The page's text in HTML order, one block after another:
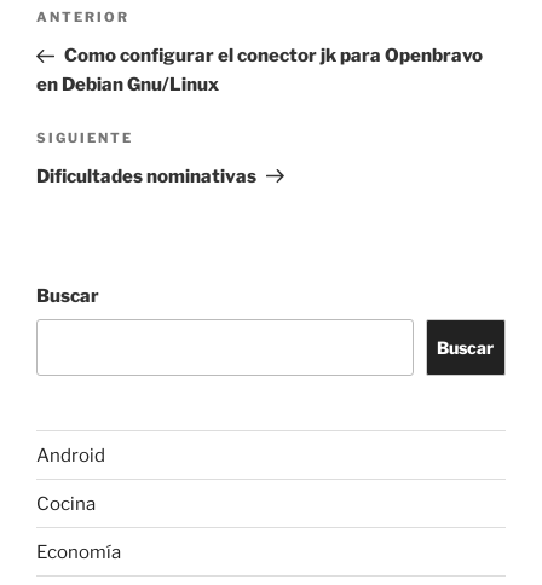
entradas
Entrada
anterior:
ANTERIOR
Como configurar el conector jk para Openbravo
en Debian Gnu/Linux
Siguiente
entrada
SIGUIENTE
Dificultades nominativas
Buscar
Buscar
Android
Cocina
Economía